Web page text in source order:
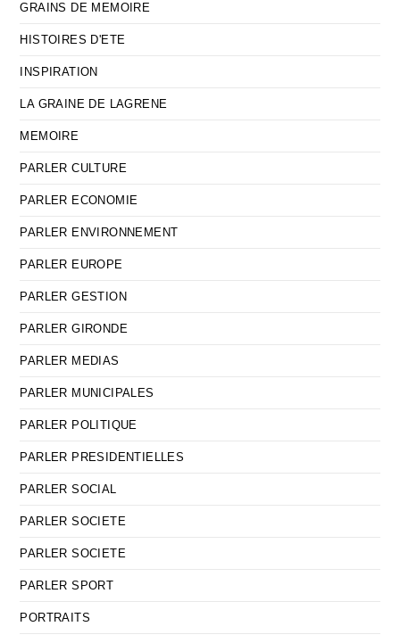
GRAINS DE MEMOIRE
HISTOIRES D'ETE
INSPIRATION
LA GRAINE DE LAGRENE
MEMOIRE
PARLER CULTURE
PARLER ECONOMIE
PARLER ENVIRONNEMENT
PARLER EUROPE
PARLER GESTION
PARLER GIRONDE
PARLER MEDIAS
PARLER MUNICIPALES
PARLER POLITIQUE
PARLER PRESIDENTIELLES
PARLER SOCIAL
PARLER SOCIETE
PARLER SOCIETE
PARLER SPORT
PORTRAITS